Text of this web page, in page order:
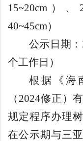
15~20cm ） 、
40~45cm）
公示日期：
个工作日）
根据《海
（ 2024修正）
规定程序办理
在公示期与三